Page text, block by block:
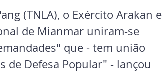
(TNLA), o Exército Arakan e
de Mianmar uniram-se
que - tem união
de Defesa Popular" - lançou